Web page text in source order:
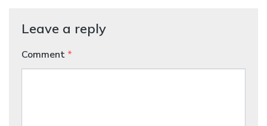
Leave a reply
Comment *